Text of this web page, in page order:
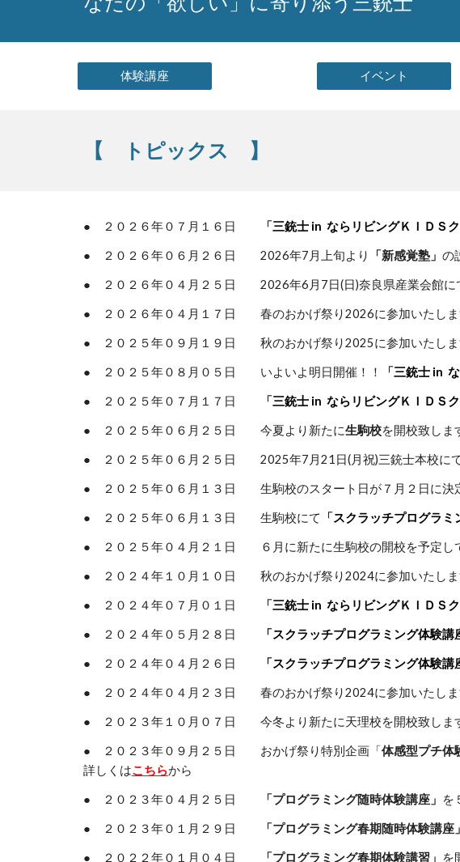
体験講座 イベント
【 トピックス 】
● ２０２ ６年０７月 １６ 日 「三銃士 in ならリビングＫＩＤＳ
● ２０２６年０６月２６日 2026年7月上旬より 「新感覚塾」 の
● ２０２ ６年０４月２５日 2026年6月7日(日)奈良県産業会館に
● ２０２ ６年０４ 月１ ７ 日 春のおかげ祭り2026に参加いたしま
● ２０２５年０９ 月 １９ 日 秋のおかげ祭り2025に参加いたしま
● ２０２５年０ ８ 月 ０５ 日 いよいよ明日開催！！ 「三銃士 in
● ２０２ ５年０７月 １７ 日 「三銃士 in ならリビングＫＩＤＳ
● ２０２ ５年０ ６ 月 ２５ 日 今夏より新たに生駒校を開校致しま
● ２０２５年０ ６ 月 ２５ 日 2025年7月21日(月祝)三銃士本校に
● ２０２５年０６月１３日 生駒校のスタート日が７月２日に決
● ２０２５年０ ６ 月 １３ 日 生駒校にて 「スクラッチプログラミ
● ２０２ ５年０４ 月 ２１ 日 ６月に新たに生駒校の開校を予定し
● ２０２ ４年１０ 月 １０ 日 秋のおかげ祭り2024に参加いたしま
● ２０２４年０７月０１日 「三銃士 in ならリビングＫＩＤＳ
● ２０２４年０５月 ２８ 日 「スクラッチプログラミング体験講
● ２０２４年０４月 ２６ 日 「スクラッチプログラミング体験講
● ２０２ ４年０ ４ 月 ２３ 日 春のおかげ祭り2024に参加いたし
● ２０２３年１０月０７日 今冬より新たに天理校を開校致しま
● ２０２３年０９月２５日 おかげ祭り特別企画「体感型プチ体
詳しくはこちらから
● ２０２３年０４月２５日 「プログラミング随時体験講座」 を
● ２０２３年０１月２９日 「プログラミング春期随時体験講座」
● ２０２２年０１月０４日 「プログラミング春期体験講習」 を